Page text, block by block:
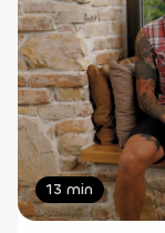
13 min